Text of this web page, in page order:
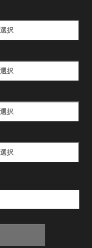
選択
選択
選択
選択